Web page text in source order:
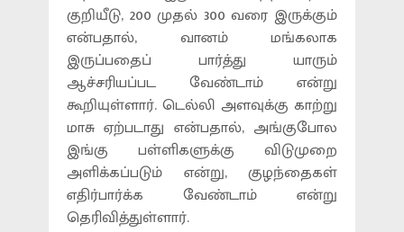
குறியீடு, 200 முதல் 300 வரை இருக்கும்
என்பதால், வானம் மங்கலாக
இருப்பதைப் பார்த்து யாரும்
ஆச்சரியப்பட வேண்டாம் என்று
கூறியுள்ளார். டெல்லி அளவுக்கு காற்று
மாசு ஏற்படாது என்பதால், அங்குபோல
இங்கு பள்ளிகளுக்கு விடுமுறை
அளிக்கப்படும் என்று, குழந்தைகள்
எதிர்பார்க்க வேண்டாம் என்று
தெரிவித்துள்ளார்.